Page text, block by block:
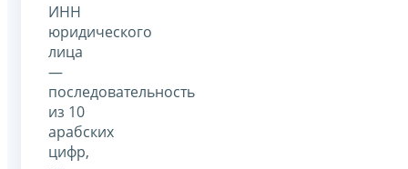
ИНН
юридического
лица
—
последовательность
из 10
арабских
цифр,